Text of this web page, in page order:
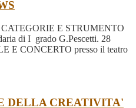
E STRUMENTO
di I grado G.Pescetti. 28
E CONCERTO presso il teatro
DELLA CREATIVITA'